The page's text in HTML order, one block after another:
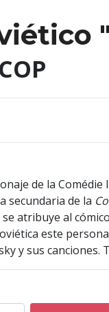
de la
secundaria de la
atribuye al
este
y sus canciones.